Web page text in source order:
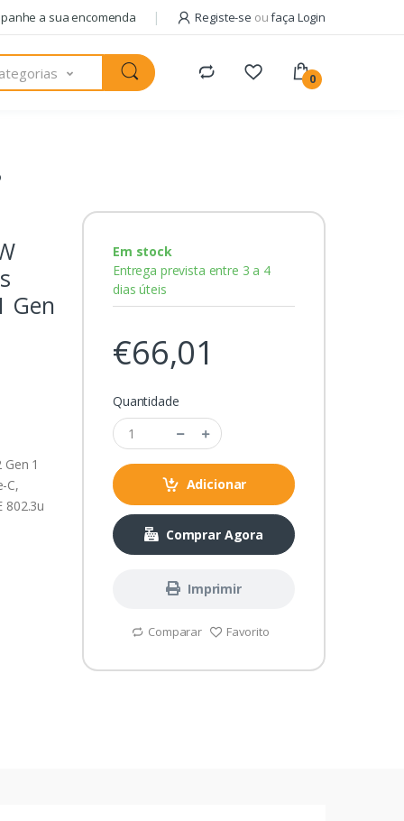
a sua encomenda Registe-se oufaça Login
0
Gen
1
C,
802.3u
Em stock
Entrega prevista entre 3 a 4
dias úteis
€66,01
Quantidade
Adicionar
Comprar Agora
Imprimir
Comparar Favorito